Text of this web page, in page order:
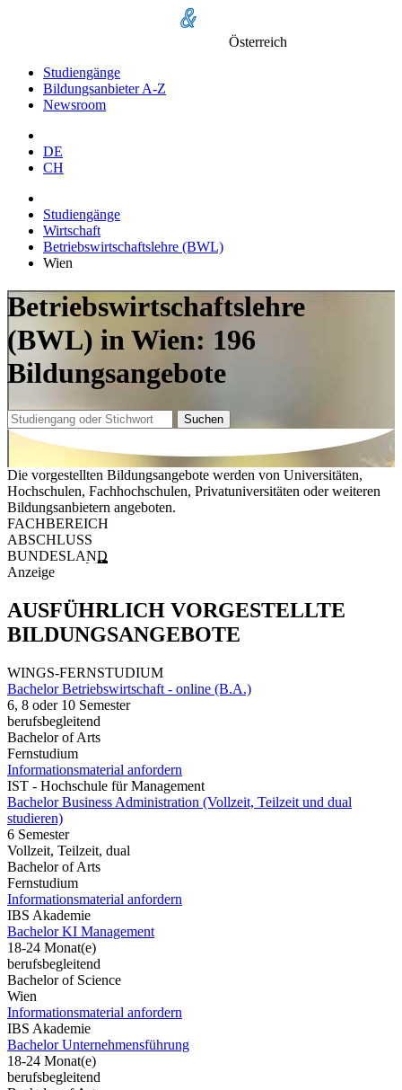
Österreich
Studiengänge
Bildungsanbieter A-Z
Newsroom
DE
CH
Studiengänge
Wirtschaft
Betriebswirtschaftslehre (BWL)
Wien
Betriebswirtschaftslehre
(BWL) in Wien: 196
Bildungsangebote
Suchen
Die vorgestellten Bildungsangebote werden von Universitäten,
Hochschulen, Fachhochschulen, Privatuniversitäten oder weiteren
Bildungsanbietern angeboten.
FACHBEREICH
ABSCHLUSS
BUNDESLAND
Anzeige
AUSFÜHRLICH VORGESTELLTE
BILDUNGSANGEBOTE
WINGS-FERNSTUDIUM
Bachelor Betriebswirtschaft - online (B.A.)
6, 8 oder 10 Semester
berufsbegleitend
Bachelor of Arts
Fernstudium
Informationsmaterial anfordern
IST - Hochschule für Management
Bachelor Business Administration (Vollzeit, Teilzeit und dual
studieren)
6 Semester
Vollzeit, Teilzeit, dual
Bachelor of Arts
Fernstudium
Informationsmaterial anfordern
IBS Akademie
Bachelor KI Management
18-24 Monat(e)
berufsbegleitend
Bachelor of Science
Wien
Informationsmaterial anfordern
IBS Akademie
Bachelor Unternehmensführung
18-24 Monat(e)
berufsbegleitend